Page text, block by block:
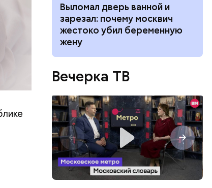
этот
в
Выломал дверь ванной и
зарезал: почему москвич
жестоко убил беременную
жену
Вечерка ТВ